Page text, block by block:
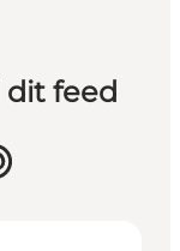
dit feed